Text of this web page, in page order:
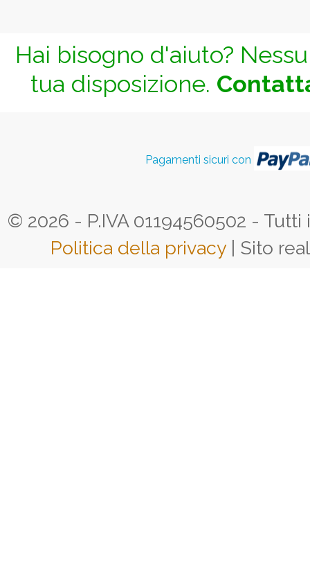
Hai bisogno d'aiuto?
tua disposizione.
Pagamenti sicuri con
© 2026 - P.IVA 01194560502 -
Politica della privacy | Sito